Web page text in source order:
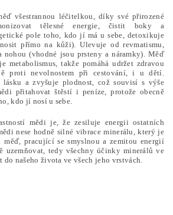
všestrannou léčitelkou, díky své přirozené
tělesné energie, čistit boky a
pole toho, kdo jí má u sebe, detoxikuje
přímo na kůži). Ulevuje od revmatismu,
(vhodné jsou prsteny a náramky). Měď
metabolismus, takže pomáhá udržet zdravou
proti nevolnostem při cestování, i u dětí.
lásku a zvyšuje plodnost, což souvisí s výše
přitahovat štěstí i peníze, protože obecně
kdo jí nosí u sebe.
mědi je, že zesiluje energii ostatních
nese hodně silné vibrace minerálu, který je
pracující se smyslnou a zemitou energií
uzemňovat, tedy všechny účinky minerálů ve
do našeho života ve všech jeho vrstvách.